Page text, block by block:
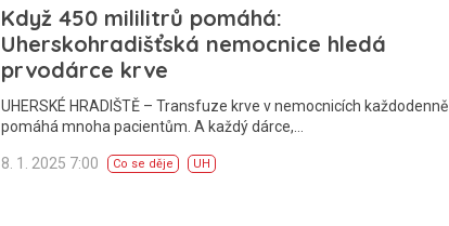
Když 450 mililitrů pomáhá:
Uherskohradišťská nemocnice hledá
prvodárce krve
UHERSKÉ HRADIŠTĚ – Transfuze krve v nemocnicích každodenně
pomáhá mnoha pacientům. A každý dárce,…
8. 1. 2025 7:00 Co se děje UH